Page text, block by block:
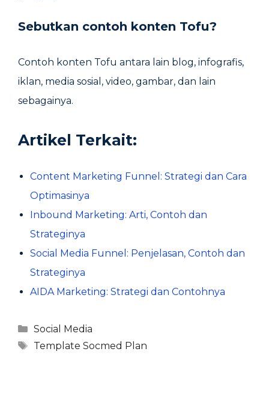
Sebutkan contoh konten Tofu?
Contoh konten Tofu antara lain blog, infografis,
iklan, media sosial, video, gambar, dan lain
sebagainya.
Artikel Terkait:
Content Marketing Funnel: Strategi dan Cara
Optimasinya
Inbound Marketing: Arti, Contoh dan
Strateginya
Social Media Funnel: Penjelasan, Contoh dan
Strateginya
AIDA Marketing: Strategi dan Contohnya
Kategori
Social Media
Tag
Template Socmed Plan